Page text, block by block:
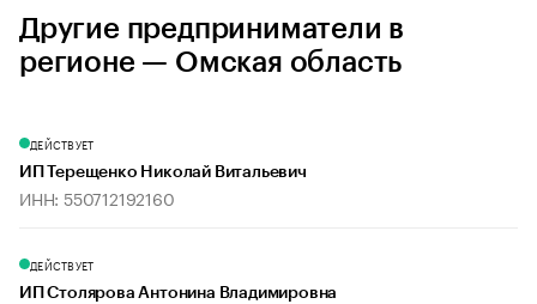
Другие предприниматели в
регионе — Омская область
ДЕЙСТВУЕТ
ИП Терещенко Николай Витальевич
ИНН: 550712192160
ДЕЙСТВУЕТ
ИП Столярова Антонина Владимировна